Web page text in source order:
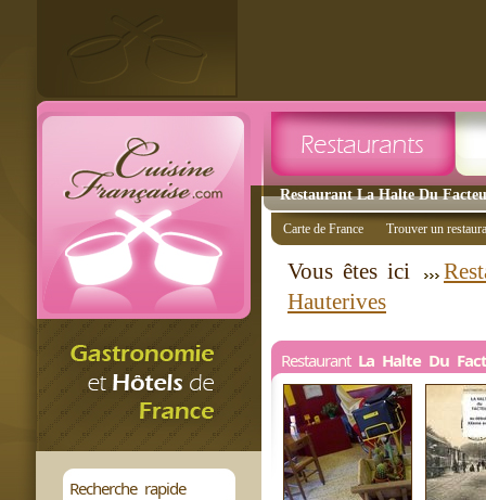
Restaurant La Halte Du
Recherche rapide
Carte de France Trouver un
Vous êtes ici
Hauterives
Restaurant La Halte Du